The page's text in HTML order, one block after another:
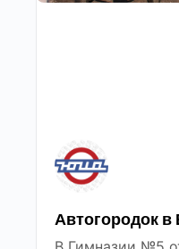
Автогородок в